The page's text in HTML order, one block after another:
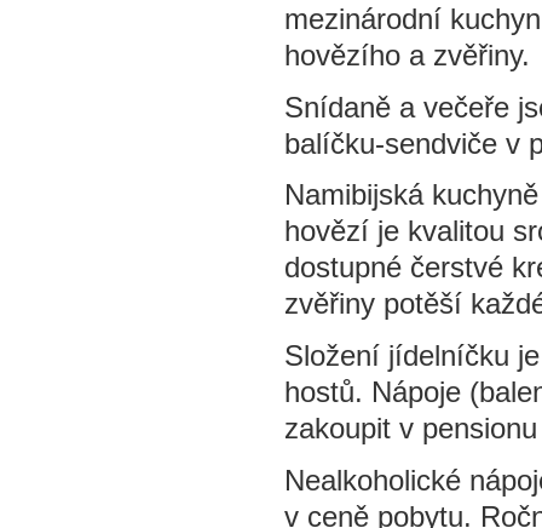
mezinárodní
hovězího a zvěřiny.
Snídaně a večeře
balíčku-sendviče v
Namibijská
hovězí je kvalitou
dostupné čerstvé
zvěřiny potěší
Složení jídelníčku
hostů. Nápoje
zakoupit v
Nealkoholické
v ceně pobytu.